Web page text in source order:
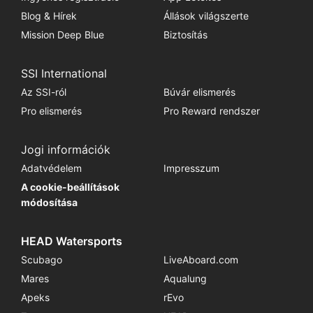
Blog & Hírek
Állások világszerte
Mission Deep Blue
Biztosítás
SSI International
Az SSI-ról
Búvár elismerés
Pro elismerés
Pro Reward rendszer
Jogi információk
Adatvédelem
Impresszum
A cookie-beállítások
módosítása
HEAD Watersports
Scubago
LiveAboard.com
Mares
Aqualung
Apeks
rEvo